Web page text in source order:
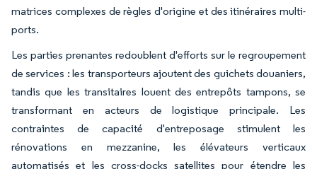
matrices complexes de règles d'origine et des itinéraires multi-
ports.
Les parties prenantes redoublent d'efforts sur le regroupement
de services : les transporteurs ajoutent des guichets douaniers,
tandis que les transitaires louent des entrepôts tampons, se
transformant en acteurs de logistique principale. Les
contraintes de capacité d'entreposage stimulent les
rénovations en mezzanine, les élévateurs verticaux
automatisés et les cross-docks satellites pour étendre les